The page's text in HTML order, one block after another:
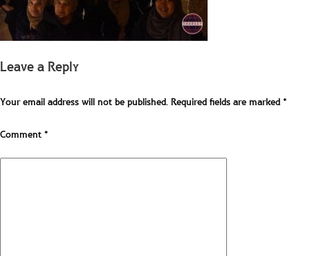
Leave a Reply
Your email address will not be published.Required fields are marked*
Comment*